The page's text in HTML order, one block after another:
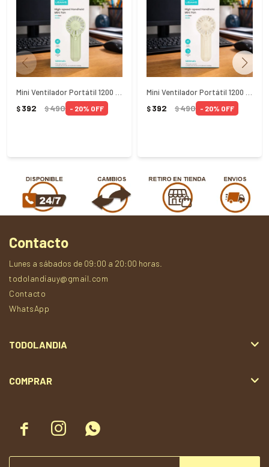
$ 392 $490 20 $ 392 $490 20
  
Contacto
Lunes a sábados de 09:00 a 20:00 horas.
todolandiauy@gmail.com
Contacto
WhatsApp
TODOLANDIA
COMPRAR